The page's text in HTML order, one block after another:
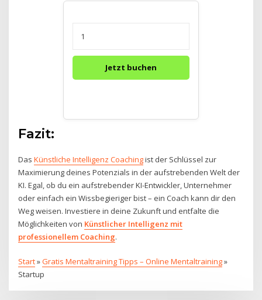
Jetzt buchen
Fazit:
DasKünstliche Intelligenz Coachingist der Schlüssel zur
Maximierung deines Potenzials in der aufstrebenden Welt der
KI. Egal, ob du ein aufstrebender KI-Entwickler, Unternehmer
oder einfach ein Wissbegieriger bist – ein Coach kann dir den
Weg weisen. Investiere in deine Zukunft und entfalte die
Möglichkeiten von Künstlicher Intelligenz mit
professionellem Coaching.
Start»Gratis Mentaltraining Tipps – Online Mentaltraining»
Startup